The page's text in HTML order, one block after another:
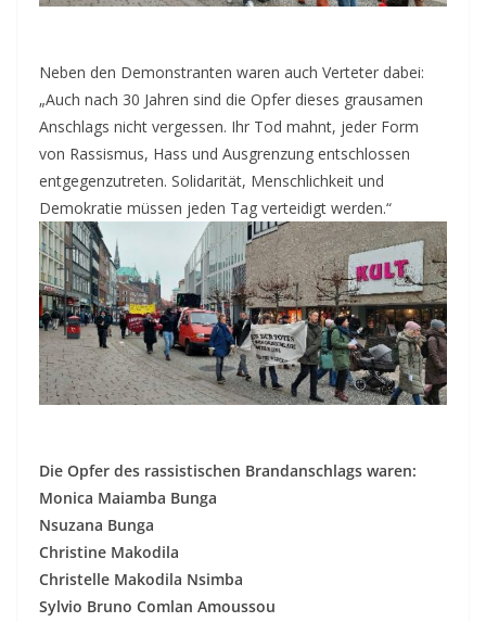
Neben den Demonstranten waren auch Verteter dabei:
„Auch nach 30 Jahren sind die Opfer dieses grausamen
Anschlags nicht vergessen. Ihr Tod mahnt, jeder Form
von Rassismus, Hass und Ausgrenzung entschlossen
entgegenzutreten. Solidarität, Menschlichkeit und
Demokratie müssen jeden Tag verteidigt werden.“
Die Opfer des rassistischen Brandanschlags waren:
Monica Maiamba Bunga
Nsuzana Bunga
Christine Makodila
Christelle Makodila Nsimba
Sylvio Bruno Comlan Amoussou